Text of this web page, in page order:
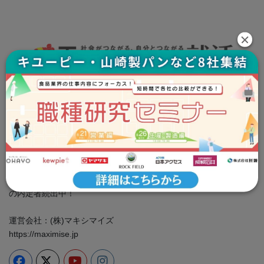
Tsunagaru就活事務局
お問い合わせ：info@tsunashu.com
プライバシーポリシー
cookie ポリシー
＼食品企業に特化した専門性の高い情報をお届け／ 就活イベン
ト、業界・企業研究、ES対策は全部つな就で！ 大手食品メーカー
の内定者続出中！
運営会社：(株)マキシマイズ
https://maximise.jp